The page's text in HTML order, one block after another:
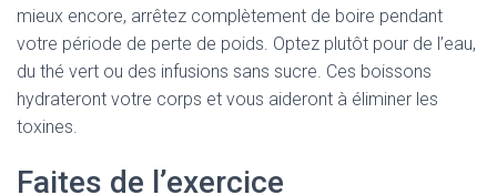
mieux encore, arrêtez complètement de boire pendant
votre période de perte de poids. Optez plutôt pour de l’eau,
du thé vert ou des infusions sans sucre. Ces boissons
hydrateront votre corps et vous aideront à éliminer les
toxines.
Faites de l’exercice